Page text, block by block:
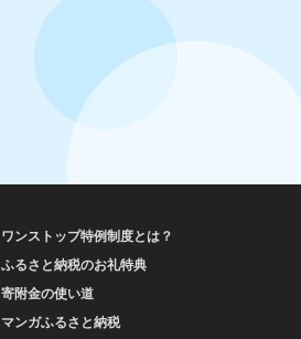
ワンストップ特例制度とは？
ふるさと納税のお礼特典
寄附金の使い道
マンガふるさと納税